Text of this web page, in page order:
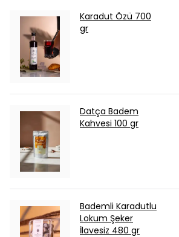
Karadut Özü 700
gr
Datça Badem
Kahvesi 100 gr
Bademli Karadutlu
Lokum Şeker
İlavesiz 480 gr